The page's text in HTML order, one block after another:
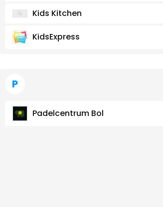
Kids Kitchen
KidsExpress
P
Padelcentrum Bol